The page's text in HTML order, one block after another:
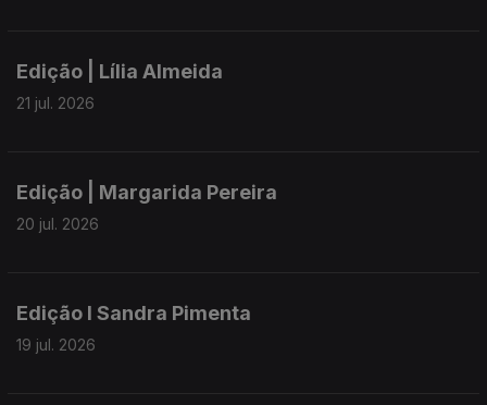
Edição | Lília Almeida
21 jul. 2026
Edição | Margarida Pereira
20 jul. 2026
Edição I Sandra Pimenta
19 jul. 2026